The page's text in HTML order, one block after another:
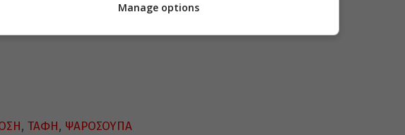
, ΤΑΦΗ, ΨΑΡΟΣΟΥΠΑ
Manage options